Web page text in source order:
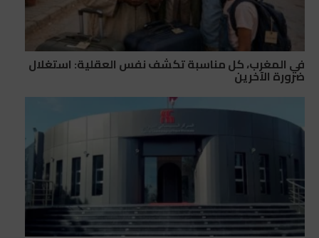
في المغرب، كل مناسبة تكشف نفس العقلية: استغلال
ضرورة الآخرين